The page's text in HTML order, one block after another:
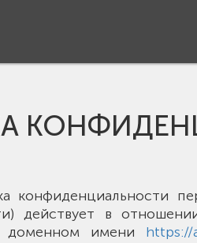
конфиденциальности
действует в
доменном имени https://